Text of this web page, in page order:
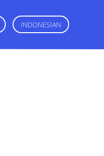
INDONESIAN